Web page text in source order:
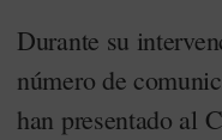
Durante su
número de
han presentado al